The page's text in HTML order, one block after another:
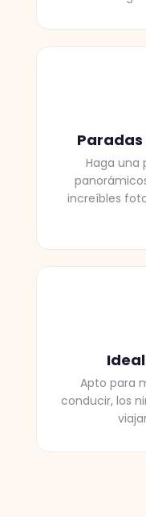
Paradas
Haga una
increíbles
Apto para
conducir, los